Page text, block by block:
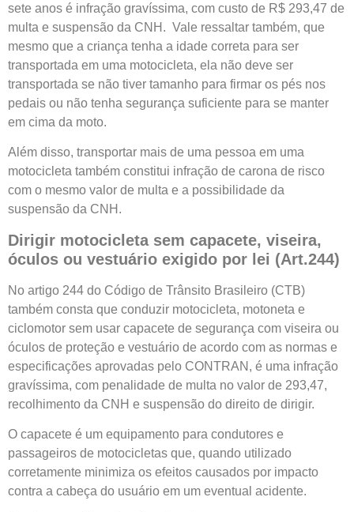
sete anos é infração gravíssima, com custo de R$ 293,47 de
multa e suspensão da CNH. Vale ressaltar também, que
mesmo que a criança tenha a idade correta para ser
transportada em uma motocicleta, ela não deve ser
transportada se não tiver tamanho para firmar os pés nos
pedais ou não tenha segurança suficiente para se manter
em cima da moto.
Além disso, transportar mais de uma pessoa em uma
motocicleta também constitui infração de carona de risco
com o mesmo valor de multa e a possibilidade da
suspensão da CNH.
Dirigir motocicleta sem capacete, viseira,
óculos ou vestuário exigido por lei (Art.244)
No artigo 244 do Código de Trânsito Brasileiro (CTB)
também consta que conduzir motocicleta, motoneta e
ciclomotor sem usar capacete de segurança com viseira ou
óculos de proteção e vestuário de acordo com as normas e
especificações aprovadas pelo CONTRAN, é uma infração
gravíssima, com penalidade de multa no valor de 293,47,
recolhimento da CNH e suspensão do direito de dirigir.
O capacete é um equipamento para condutores e
passageiros de motocicletas que, quando utilizado
corretamente minimiza os efeitos causados por impacto
contra a cabeça do usuário em um eventual acidente.